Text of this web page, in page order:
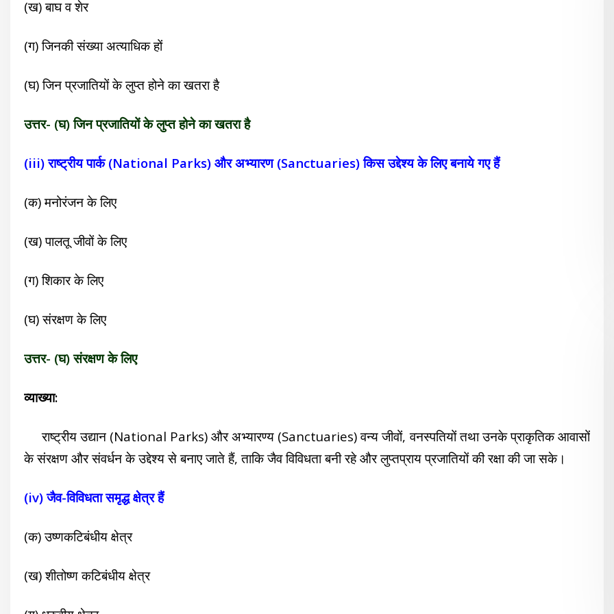
(ख) बाघ व शेर
(ग) जिनकी संख्या अत्याधिक हों
(घ) जिन प्रजातियों के लुप्त होने का खतरा है
उत्तर- (घ) जिन प्रजातियों के लुप्त होने का खतरा है
(iii) राष्ट्रीय पार्क (National Parks) और अभ्यारण (Sanctuaries) किस उद्देश्य के लिए बनाये गए हैं
(क) मनोरंजन के लिए
(ख) पालतू जीवों के लिए
(ग) शिकार के लिए
(घ) संरक्षण के लिए
उत्तर- (घ) संरक्षण के लिए
व्याख्या:
राष्ट्रीय उद्यान (National Parks) और अभ्यारण्य (Sanctuaries) वन्य जीवों, वनस्पतियों तथा उनके प्राकृतिक आवासों
के संरक्षण और संवर्धन के उद्देश्य से बनाए जाते हैं, ताकि जैव विविधता बनी रहे और लुप्तप्राय प्रजातियों की रक्षा की जा सके।
(iv) जैव-विविधता समृद्ध क्षेत्र हैं
(क) उष्णकटिबंधीय क्षेत्र
(ख) शीतोष्ण कटिबंधीय क्षेत्र